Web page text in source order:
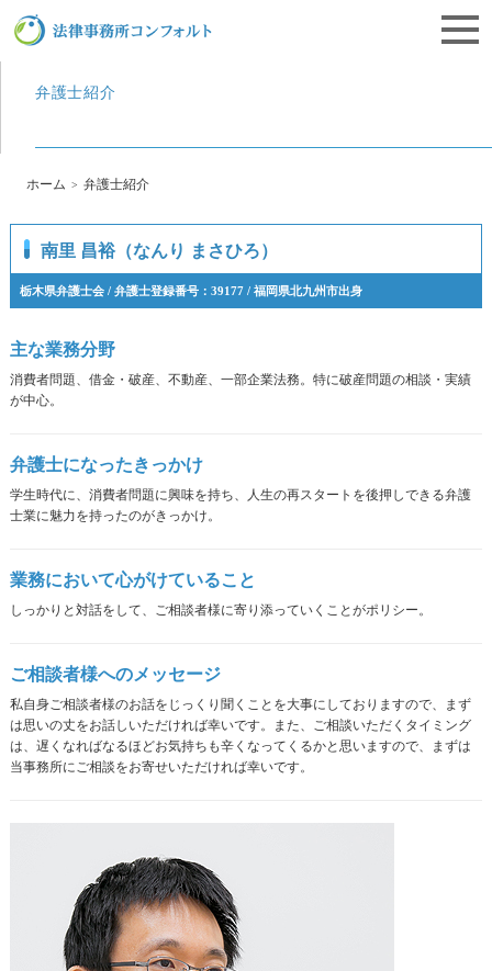
弁護士紹介
ホーム 弁護士紹介
南里 昌裕（なんり まさひろ）
栃木県弁護士会 / 弁護士登録番号：39177 / 福岡県北九州市出身
主な業務分野
消費者問題、借金・破産、不動産、一部企業法務。特に破産問題の相談・実績
が中心。
弁護士になったきっかけ
学生時代に、消費者問題に興味を持ち、人生の再スタートを後押しできる弁護
士業に魅力を持ったのがきっかけ。
業務において心がけていること
しっかりと対話をして、ご相談者様に寄り添っていくことがポリシー。
ご相談者様へのメッセージ
私自身ご相談者様のお話をじっくり聞くことを大事にしておりますので、まず
は思いの丈をお話しいただければ幸いです。また、ご相談いただくタイミング
は、遅くなればなるほどお気持ちも辛くなってくるかと思いますので、まずは
当事務所にご相談をお寄せいただければ幸いです。